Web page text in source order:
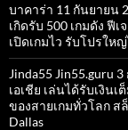
บาคาร่า 11 กันยายน
เกิดรับ 500 เกมดัง ฟี
เปิดเกมไว รับโปรใหญ่
Jinda55 Jin55.guru
เอเชีย เล่นได้รับเงิน
ของสายเกมทั่วโลก ส
Dallas